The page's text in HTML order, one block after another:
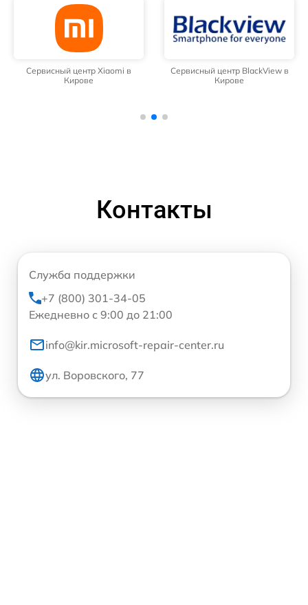
Сервисный центр Xiaomi в
Кирове
Сервисный центр BlackView в
Кирове
Контакты
Служба поддержки
+7 (800) 301-34-05
Ежедневно с 9:00 до 21:00
info@kir.microsoft-repair-center.ru
ул. Воровского, 77